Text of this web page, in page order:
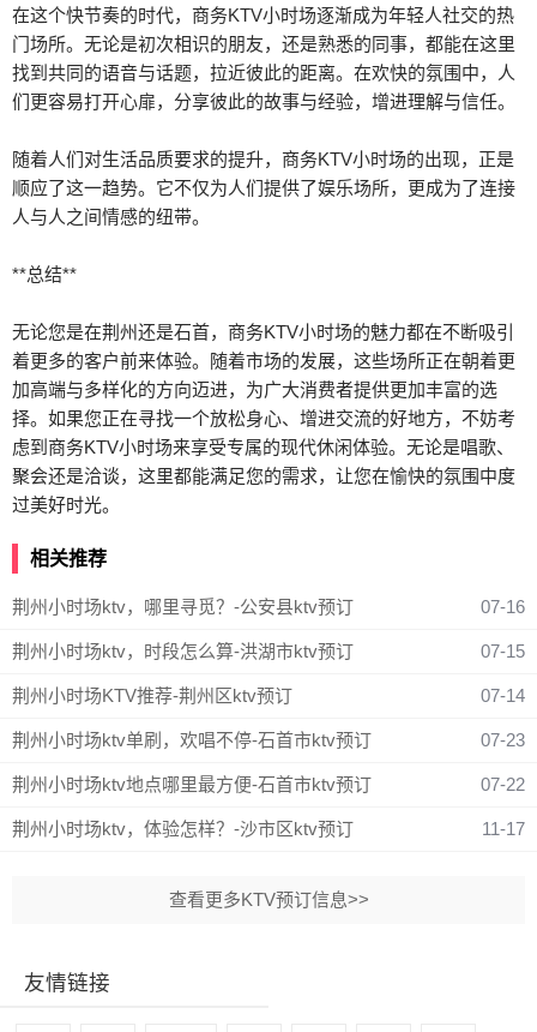
在这个快节奏的时代，商务KTV小时场逐渐成为年轻人社交的热
门场所。无论是初次相识的朋友，还是熟悉的同事，都能在这里
找到共同的语音与话题，拉近彼此的距离。在欢快的氛围中，人
们更容易打开心扉，分享彼此的故事与经验，增进理解与信任。
随着人们对生活品质要求的提升，商务KTV小时场的出现，正是
顺应了这一趋势。它不仅为人们提供了娱乐场所，更成为了连接
人与人之间情感的纽带。
**总结**
无论您是在荆州还是石首，商务KTV小时场的魅力都在不断吸引
着更多的客户前来体验。随着市场的发展，这些场所正在朝着更
加高端与多样化的方向迈进，为广大消费者提供更加丰富的选
择。如果您正在寻找一个放松身心、增进交流的好地方，不妨考
虑到商务KTV小时场来享受专属的现代休闲体验。无论是唱歌、
聚会还是洽谈，这里都能满足您的需求，让您在愉快的氛围中度
过美好时光。
相关推荐
荆州小时场ktv，哪里寻觅？-公安县ktv预订 07-16
荆州小时场ktv，时段怎么算-洪湖市ktv预订 07-15
荆州小时场KTV推荐-荆州区ktv预订 07-14
荆州小时场ktv单刷，欢唱不停-石首市ktv预订 07-23
荆州小时场ktv地点哪里最方便-石首市ktv预订 07-22
荆州小时场ktv，体验怎样？-沙市区ktv预订 11-17
查看更多KTV预订信息>>
友情链接